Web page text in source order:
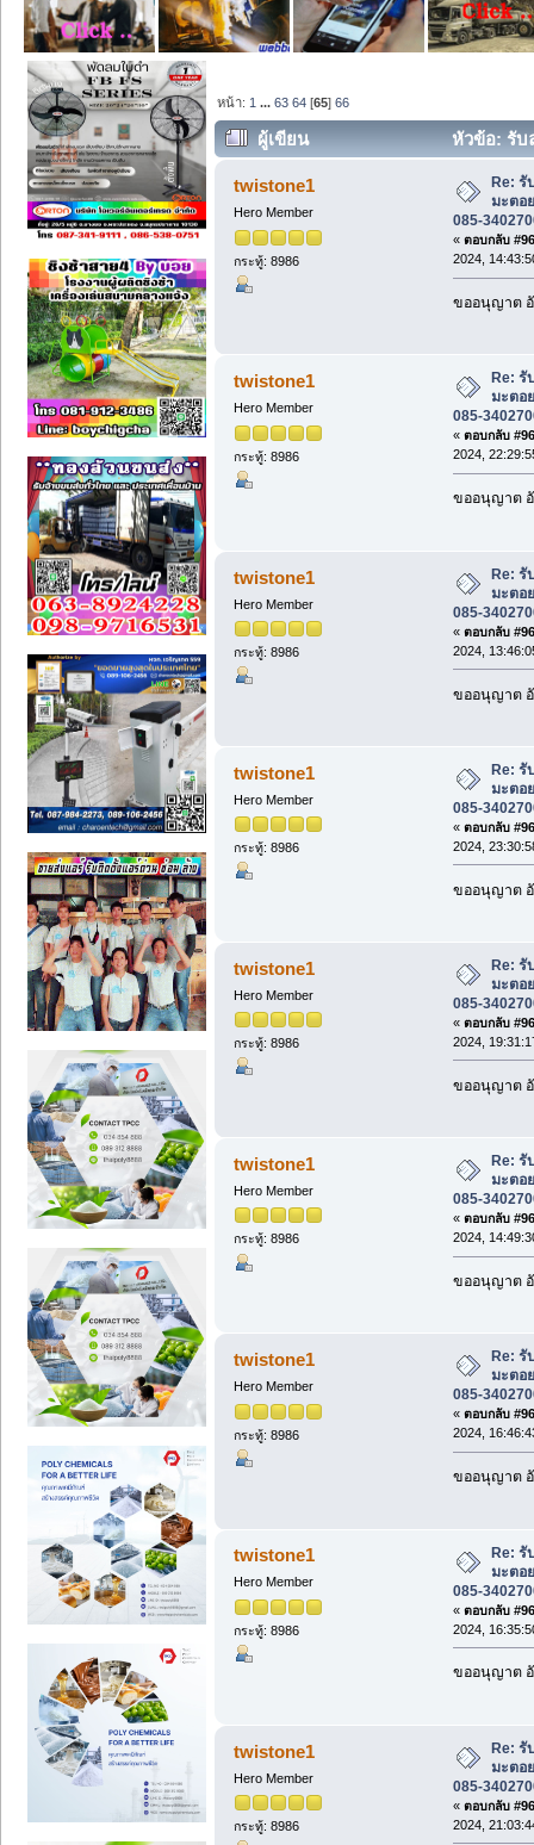
หน้า: 1 ...63 64 [65]66
ผู้เขียน
หัวข้อ: รับ
085-3402700 ช่างหนุ่ม* (อ่าน 130798 ค
twistone1
Hero Member
กระทู้: 8986
Re: รั
มะตอ
085-
« ตอบกลับ
2024,
ขออนุญาต
twistone1
Hero Member
กระทู้: 8986
Re: รั
มะตอ
085-
« ตอบกลับ
2024,
ขออนุญาต
twistone1
Hero Member
กระทู้: 8986
Re: รั
มะตอ
085-
« ตอบกลับ
2024,
ขออนุญาต
twistone1
Hero Member
กระทู้: 8986
Re: รั
มะตอ
085-
« ตอบกลับ
2024,
ขออนุญาต
twistone1
Hero Member
กระทู้: 8986
Re: รั
มะตอ
085-
« ตอบกลับ
2024,
ขออนุญาต
twistone1
Hero Member
กระทู้: 8986
Re: รั
มะตอ
085-
« ตอบกลับ
2024,
ขออนุญาต
twistone1
Hero Member
กระทู้: 8986
Re: รั
มะตอ
085-
« ตอบกลับ
2024,
ขออนุญาต
twistone1
Hero Member
กระทู้: 8986
Re: รั
มะตอ
085-
« ตอบกลับ
2024,
ขออนุญาต
twistone1
Hero Member
กระทู้: 8986
Re: รั
มะตอ
085-
« ตอบกลับ
2024,